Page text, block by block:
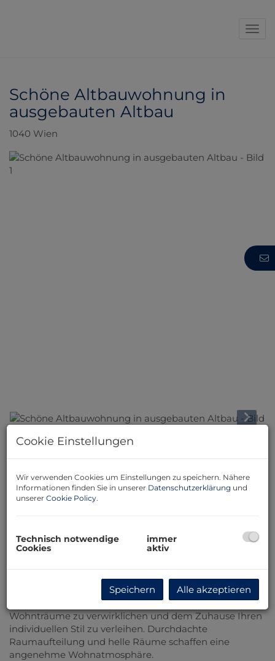
Schöne Altbauwohnung in
ausgebauten Altbau
1040 Wien
Willkommen in Ihrem neuen Zuhause im Herzen von
Wien, 1040! Diese charmante Etagenwohnung bietet
mit 87 m² Wohnfläche ausreichend Platz für Paare,
perfektes Zusammenspiel aus Funktionalität und
Die Wohnung befindet sich in der 3. Etage mit Lift eines
gepflegten Hauses und präsentiert sich teilrenoviert –
ein ideales Fundament, um Ihre persönlichen
Wohnträume zu verwirklichen und dem Zuhause Ihren
individuellen Stil zu verleihen. Durchdachte
Raumaufteilung und helle Räume schaffen eine
angenehme Wohnatmosphäre.
Cookie Einstellungen
Wir verwenden Cookies um Einstellungen zu speichern. Nähere
Informationen finden Sie in unserer Datenschutzerklärung und
unserer Cookie Policy.
Technisch notwendige
Cookies
immer
aktiv
Speichern Alle akzeptieren